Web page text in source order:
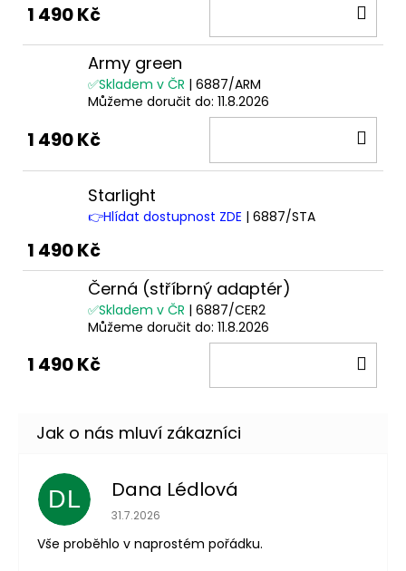
1 490 Kč
Army green
✅Skladem v ČR | 6887/ARM
Můžeme doručit do: 11.8.2026
1 490 Kč
Starlight
👉Hlídat dostupnost ZDE | 6887/STA
1 490 Kč
Černá (stříbrný adaptér)
✅Skladem v ČR | 6887/CER2
Můžeme doručit do: 11.8.2026
1 490 Kč
DL Dana Lédlová
Hodnocení obchodu je 5 z 5 hvězdiček.
31.7.2026
Vše proběhlo v naprostém pořádku.